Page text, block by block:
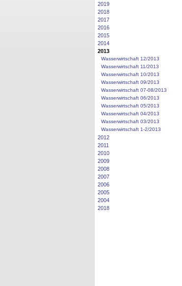
2019
2018
2017
2016
2015
2014
2013
Wasserwirtschaft 12/2013
Wasserwirtschaft 11/2013
Wasserwirtschaft 10/2013
Wasserwirtschaft 09/2013
Wasserwirtschaft 07-08/2013
Wasserwirtschaft 06/2013
Wasserwirtschaft 05/2013
Wasserwirtschaft 04/2013
Wasserwirtschaft 03/2013
Wasserwirtschaft 1-2/2013
2012
2011
2010
2009
2008
2007
2006
2005
2004
2018